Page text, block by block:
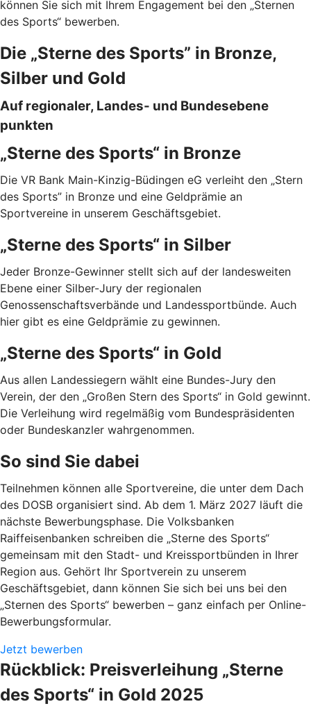
können Sie sich mit Ihrem Engagement bei den „Sternen
des Sports“ bewerben.
Die „Sterne des Sports” in Bronze,
Silber und Gold
Auf regionaler, Landes- und Bundesebene
punkten
„Sterne des Sports“ in Bronze
Die VR Bank Main-Kinzig-Büdingen eG verleiht den „Stern
des Sports” in Bronze und eine Geldprämie an
Sportvereine in unserem Geschäftsgebiet.
„Sterne des Sports“ in Silber
Jeder Bronze-Gewinner stellt sich auf der landesweiten
Ebene einer Silber-Jury der regionalen
Genossenschaftsverbände und Landessportbünde. Auch
hier gibt es eine Geldprämie zu gewinnen.
„Sterne des Sports“ in Gold
Aus allen Landessiegern wählt eine Bundes-Jury den
Verein, der den „Großen Stern des Sports“ in Gold gewinnt.
Die Verleihung wird regelmäßig vom Bundespräsidenten
oder Bundeskanzler wahrgenommen.
So sind Sie dabei
Teilnehmen können alle Sportvereine, die unter dem Dach
des DOSB organisiert sind. Ab dem 1. März 2027 läuft die
nächste Bewerbungsphase. Die Volksbanken
Raiffeisenbanken schreiben die „Sterne des Sports“
gemeinsam mit den Stadt- und Kreissportbünden in Ihrer
Region aus. Gehört Ihr Sportverein zu unserem
Geschäftsgebiet, dann können Sie sich bei uns bei den
„Sternen des Sports“ bewerben – ganz einfach per Online-
Bewerbungsformular.
Jetzt bewerben
Rückblick: Preisverleihung „Sterne
des Sports“ in Gold 2025